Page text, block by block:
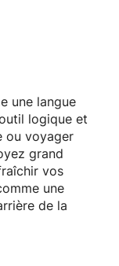
une langue
logique et
ou voyager
grand
vos
une
de la